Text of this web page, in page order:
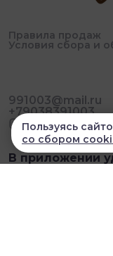
Правила продаж
Условия сбора и
991003@mail.ru
+79038391003
В приложении
Пользуясь
со сбором